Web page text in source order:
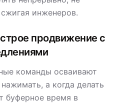
инженеров.
продвижение с
команды осваивают
а когда делать
буферное время в